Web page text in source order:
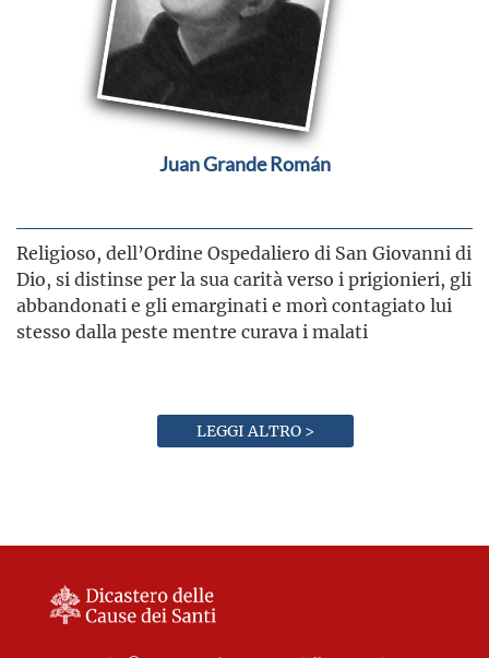
Juan Grande Román
Religioso, dell’Ordine Ospedaliero di San Giovanni di
Dio, si distinse per la sua carità verso i prigionieri, gli
abbandonati e gli emarginati e morì contagiato lui
stesso dalla peste mentre curava i malati
LEGGI ALTRO >